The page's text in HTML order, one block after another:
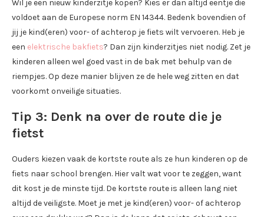
Wil je een nieuw kinderzitje kopen? Kies er dan altijd eentje die
voldoet aan de Europese norm EN 14344. Bedenk bovendien of
jij je kind(eren) voor- of achterop je fiets wilt vervoeren. Heb je
een elektrische bakfiets? Dan zijn kinderzitjes niet nodig. Zet je
kinderen alleen wel goed vast in de bak met behulp van de
riempjes. Op deze manier blijven ze de hele weg zitten en dat
voorkomt onveilige situaties.
Tip 3: Denk na over de route die je
fietst
Ouders kiezen vaak de kortste route als ze hun kinderen op de
fiets naar school brengen. Hier valt wat voor te zeggen, want
dit kost je de minste tijd. De kortste route is alleen lang niet
altijd de veiligste. Moet je met je kind(eren) voor- of achterop